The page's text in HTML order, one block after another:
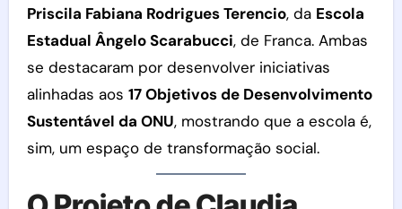
Priscila Fabiana Rodrigues Terencio, da Escola
Estadual Ângelo Scarabucci, de Franca. Ambas
se destacaram por desenvolver iniciativas
alinhadas aos 17 Objetivos de Desenvolvimento
Sustentável da ONU, mostrando que a escola é,
sim, um espaço de transformação social.